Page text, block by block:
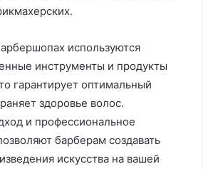
используются
инструменты и продукты
гарантирует оптимальный
здоровье волос.
и профессиональное
барберам создавать
искусства на вашей